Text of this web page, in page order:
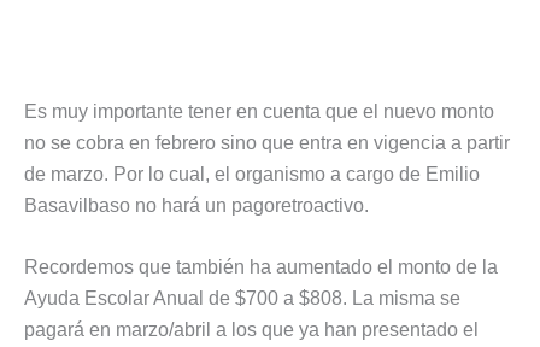
Es muy importante tener en cuenta que el nuevo monto
no se cobra en febrero sino que entra en vigencia a partir
de marzo. Por lo cual, el organismo a cargo de Emilio
Basavilbaso no hará un pagoretroactivo.
Recordemos que también ha aumentado el monto de la
Ayuda Escolar Anual de $700 a $808. La misma se
pagará en marzo/abril a los que ya han presentado el